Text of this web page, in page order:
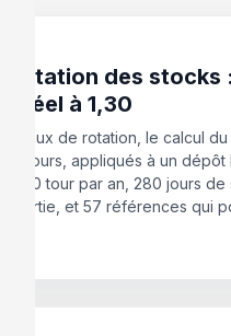
rotation des stocks
réel à 1,30
taux de rotation, le calcul
jours, appliqués à un dépôt
1,30 tour par an, 280 jours
sortie, et 57 références qui